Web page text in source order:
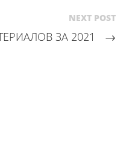
NEXT POST
ЗА 2021 →